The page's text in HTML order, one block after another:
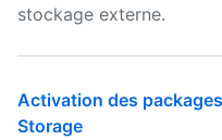
stockage externe.
Activation des
Storage